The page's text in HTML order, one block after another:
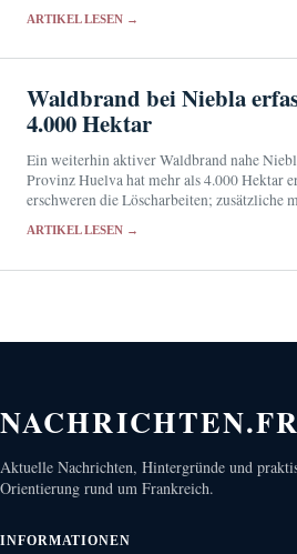
ARTIKEL LESEN →
Waldbrand bei Niebla
4.000 Hektar
Ein weiterhin aktiver Waldbrand nahe
Provinz Huelva hat mehr als 4.000 Hektar
erschweren die Löscharbeiten; zusätzliche
ARTIKEL LESEN →
NACHRICHTEN.FR
Aktuelle Nachrichten, Hintergründe und
Orientierung rund um Frankreich.
INFORMATIONEN